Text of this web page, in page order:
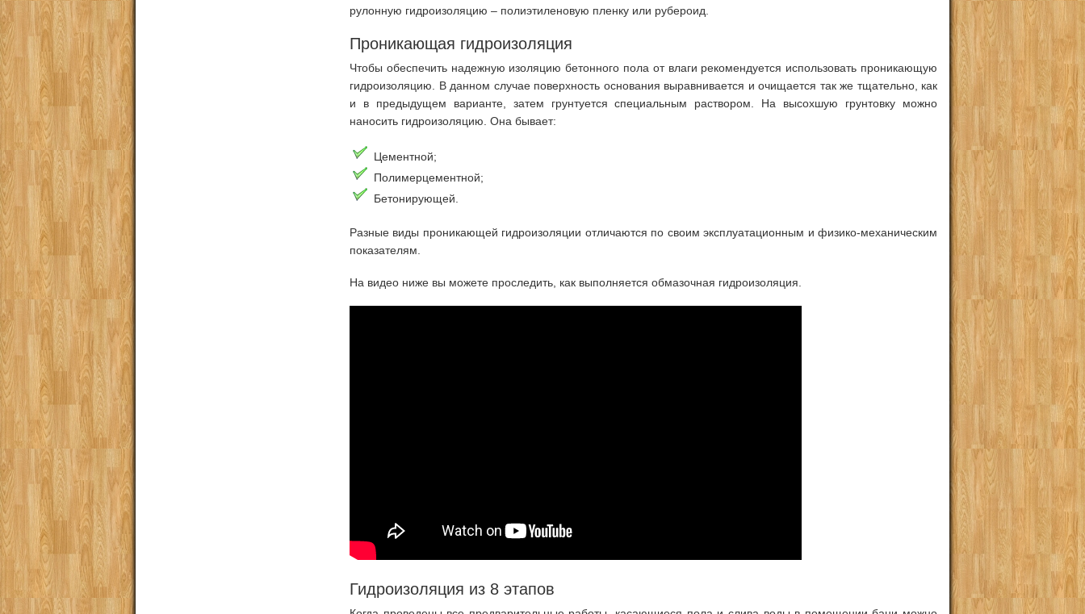
рулонную гидроизоляцию – полиэтиленовую пленку или рубероид.
Проникающая гидроизоляция
Чтобы обеспечить надежную изоляцию бетонного пола от влаги рекомендуется использовать проникающую
гидроизоляцию. В данном случае поверхность основания выравнивается и очищается так же тщательно, как
и в предыдущем варианте, затем грунтуется специальным раствором. На высохшую грунтовку можно
наносить гидроизоляцию. Она бывает:
Цементной;
Полимерцементной;
Бетонирующей.
Разные виды проникающей гидроизоляции отличаются по своим эксплуатационным и физико-механическим
показателям.
На видео ниже вы можете проследить, как выполняется обмазочная гидроизоляция.
Гидроизоляция из 8 этапов